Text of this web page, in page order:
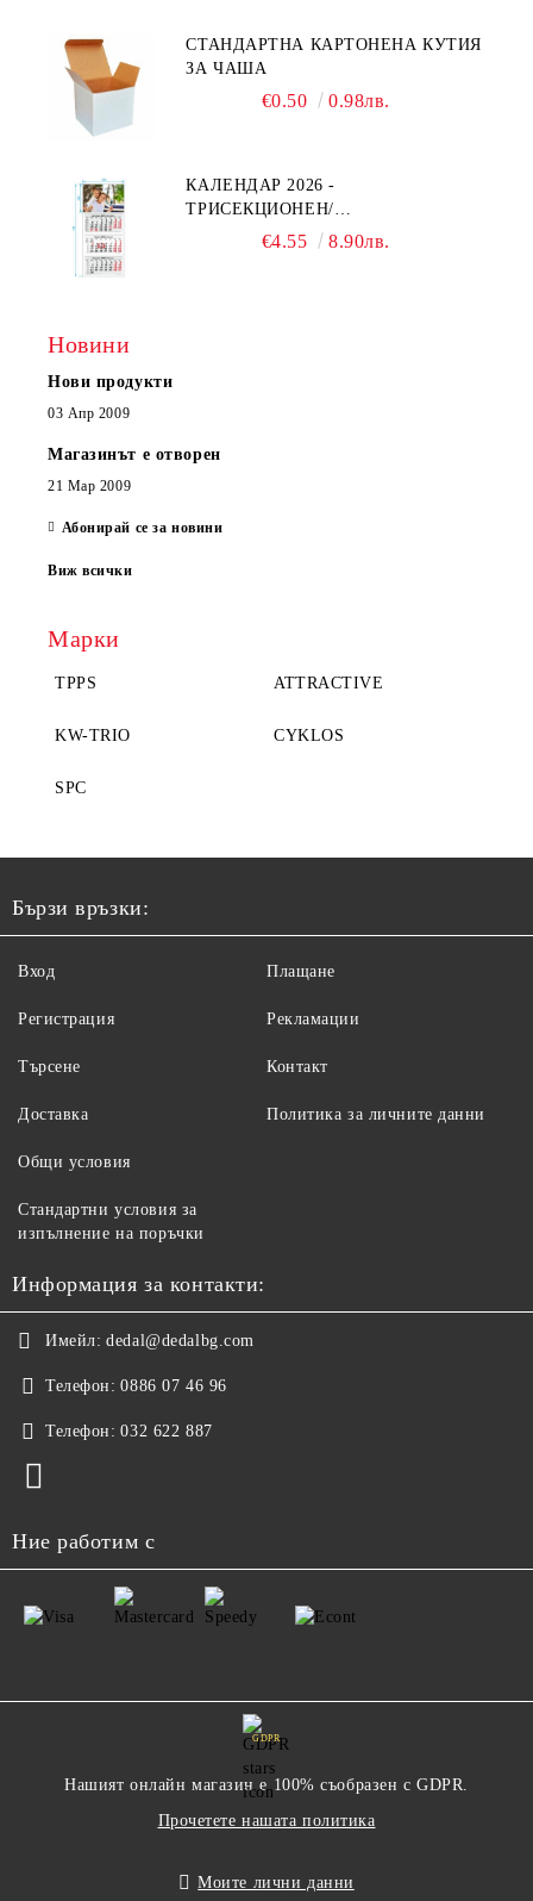
СТАНДАРТНА КАРТОНЕНА КУТИЯ
ЗА ЧАША
€0.50 0.98лв.
КАЛЕНДАР 2026 -
ТРИСЕКЦИОНЕН/
ЕДНОСЕКЦИОНЕН
€4.55 8.90лв.
Новини
Нови продукти
03 Апр 2009
Магазинът е отворен
21 Мар 2009
Абонирай се за новини
Виж всички
Марки
TPPS ATTRACTIVE
KW-TRIO CYKLOS
SPC
Бързи връзки:
Вход
Регистрация
Търсене
Доставка
Плащане
Рекламации
Контакт
Политика за личните данни
Общи условия
Стандартни условия за
изпълнение на поръчки
Информация за контакти:
Имейл: dedal@dedalbg.com
Телефон: 0886 07 46 96
Телефон: 032 622 887
Ние работим с
GDPR
Нашият онлайн магазин е 100% съобразен с GDPR.
Прочетете нашата политика
Моите лични данни